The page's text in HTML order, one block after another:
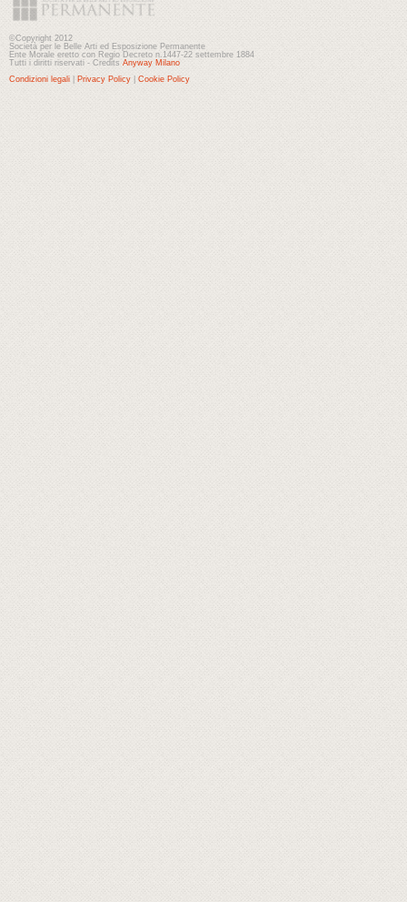
©Copyright 2012
Società per le Belle Arti ed Esposizione Permanente
Ente Morale eretto con Regio Decreto n.1447-22 settembre 1884
Tutti i diritti riservati - Credits Anyway Milano
Condizioni legali
Privacy Policy Cookie Policy